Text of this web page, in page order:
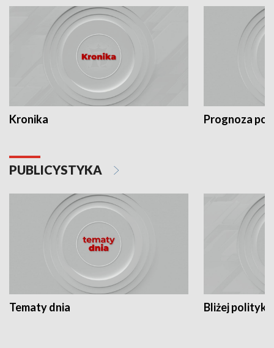
Kronika Prognoza
PUBLICYSTYKA
Tematy dnia Bliżej polityki